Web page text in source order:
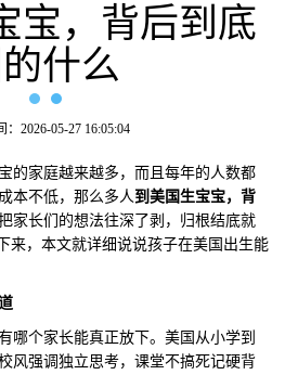
宝，背后到底
什么
：2026-05-27 16:05:04
家庭越来越多，而且每年的人数都
本不低，那么多人 到美国生宝宝，背
家长们的想法往深了剥，归根结底就
来，本文就详细说说孩子在美国出生能
个家长能真正放下。美国从小学到
风强调独立思考，课堂不搞死记硬背